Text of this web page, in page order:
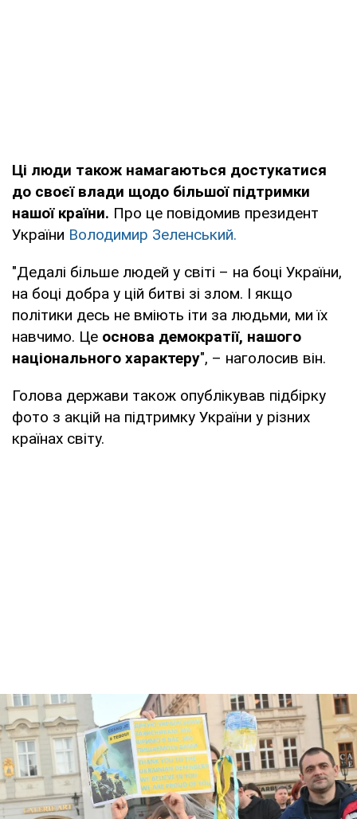
Ці люди також намагаються достукатися
до своєї влади щодо більшої підтримки
нашої країни. Про це повідомив президент
України Володимир Зеленський.
"Дедалі більше людей у світі – на боці України,
на боці добра у цій битві зі злом. І якщо
політики десь не вміють іти за людьми, ми їх
навчимо. Це основа демократії, нашого
національного характеру", – наголосив він.
Голова держави також опублікував підбірку
фото з акцій на підтримку України у різних
країнах світу.